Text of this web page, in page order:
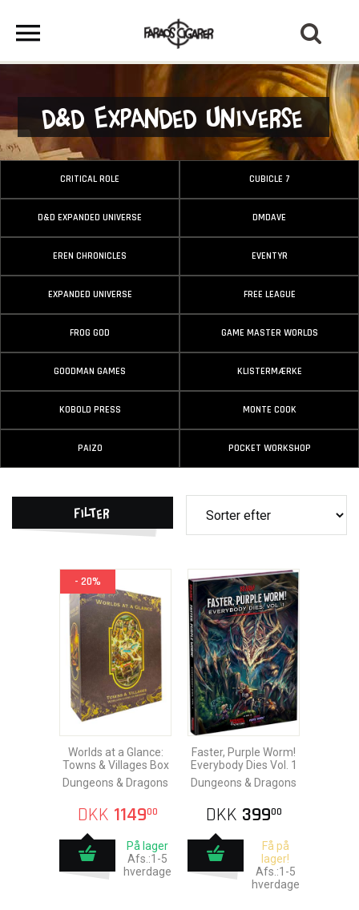
D&D Expanded Universe
CRITICAL ROLE CUBICLE 7
D&D EXPANDED UNIVERSE DMDAVE
EREN CHRONICLES EVENTYR
EXPANDED UNIVERSE FREE LEAGUE
FROG GOD GAME MASTER WORLDS
GOODMAN GAMES KLISTERMÆRKE
KOBOLD PRESS MONTE COOK
PAIZO POCKET WORKSHOP
Filter
- 20%
Worlds at a Glance:
Towns & Villages Box
Dungeons & Dragons
DKK 114900
På lager
Afs.:1-5
hverdage
Faster, Purple Worm!
Everybody Dies Vol. 1
Dungeons & Dragons
DKK 39900
Få på
lager!
Afs.:1-5
hverdage